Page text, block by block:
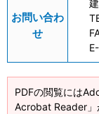
お問い合わ
せ
PDFの閲覧には
Acrobat Reader